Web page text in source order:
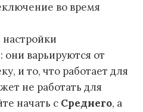
во время
они варьируются от
и то, что работает для
не работать для
начать с Среднего, а